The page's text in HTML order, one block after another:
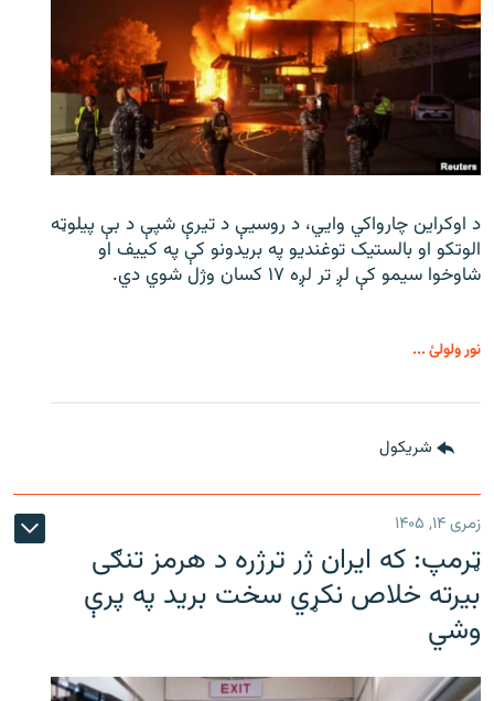
د اوکراین چارواکي وایي، د روسیې د تیرې شپې د بې‌ پیلوټه
الوتکو او بالستیک توغندیو په بریدونو کې په کییف او
شاوخوا سیمو کې لږ تر لږه ۱۷ کسان وژل شوي دي.
نور ولولئ ...
شريکول
زمری ۱۴, ۱۴۰۵
ټرمپ: که ایران ژر ترژره د هرمز تنګی
بیرته خلاص نکړي سخت برید په پرې
وشي